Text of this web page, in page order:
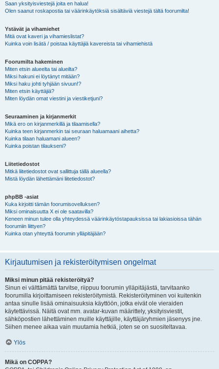
Saan yksityisviestejä joita en halua!
Olen saanut roskapostia tai väärinkäytöksiä sisältäviä viestejä tältä foorumilta!
Ystävät ja vihamiehet
Mitä ovat kaveri ja vihamieslistat?
Kuinka voin lisätä / poistaa käyttäjiä kavereista tai vihamiehistä
Foorumilta hakeminen
Miten etsin alueelta tai alueilta?
Miksi hakuni ei löytänyt mitään?
Miksi haku johti tyhjään sivuun!?
Miten etsin käyttäjiä?
Miten löydän omat viestini ja viestiketjuni?
Seuraaminen ja kirjanmerkit
Mikä ero on kirjanmerkillä ja tilaamisella?
Kuinka teen kirjanmerkin tai seuraan haluamaani aihetta?
Kuinka tilaan haluamani alueen?
Kuinka poistan tilaukseni?
Liitetiedostot
Mitkä liitetiedostot ovat sallittuja tällä alueella?
Mistä löydän lähettämäni liitetiedostot?
phpBB -asiat
Kuka kirjoitti tämän foorumisovelluksen?
Miksi ominaisuutta X ei ole saatavilla?
Keneen minun tulee olla yhteydessä väärinkäytöstapauksissa tai lakiasioissa tähän
foorumiin liittyen?
Kuinka otan yhteyttä foorumin ylläpitäjään?
Kirjautumisen ja rekisteröitymisen ongelmat
Miksi minun pitää rekisteröityä?
Sinun ei välttämättä tarvitse, riippuu foorumin ylläpitäjästä, tarvitaanko
foorumilla kirjoittamiseen rekisteröitymistä. Rekisteröityminen voi kuitenkin
antaa sinulle lisää ominaisuuksia käyttöön, jotka eivät ole vieraiden
käytettävissä. Näitä ovat mm. avatar-kuvan määrittely, yksityisviestit,
sähköpostien lähettäminen muille käyttäjille, käyttäjäryhmien jäsenyys jne.
Siihen menee aikaa vain muutamia hetkiä, joten se on suositeltavaa.
Ylös
Mikä on COPPA?